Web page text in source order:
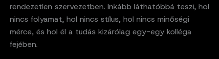
rendezetlen szervezetben. Inkább láthatóbbá teszi, hol
nincs folyamat, hol nincs stílus, hol nincs minőségi
mérce, és hol él a tudás kizárólag egy-egy kolléga
fejében.